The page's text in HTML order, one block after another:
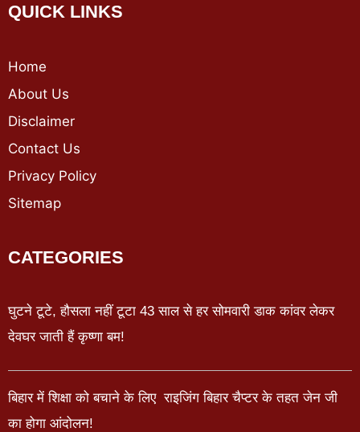
QUICK LINKS
Home
About Us
Disclaimer
Contact Us
Privacy Policy
Sitemap
CATEGORIES
घुटने टूटे, हौसला नहीं टूटा 43 साल से हर सोमवारी डाक कांवर लेकर
देवघर जाती हैं कृष्णा बम!
बिहार में शिक्षा को बचाने के लिए राइजिंग बिहार चैप्टर के तहत जेन जी
का होगा आंदोलन!